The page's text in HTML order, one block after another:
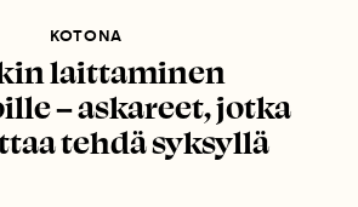
KOTONA
laittaminen
– askareet, jotka
tehdä syksyllä